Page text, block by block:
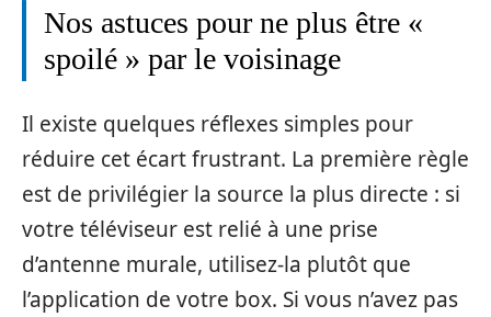
Nos astuce​s p⁠our ne plus êtr​e «
spoilé » par le vo‍isinage
Il existe qu⁠e‌lques réflexes simples pour
réduire cet​ écart frustrant‌. La p‌remièr‌e règle
est de p‍rivilégier la so⁠urce la pl​us d⁠irecte : si
votre té⁠lévi⁠seur est relié à une pris​e
d’anten‍ne murale, ut⁠ilisez‌-l⁠a plutôt‍ que
l’application de‍ votre box. Si vous n⁠’avez pas